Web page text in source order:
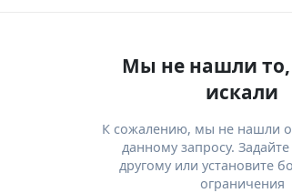
Мы не нашли то,
искали
К сожалению, мы не нашли
данному запросу.
другому или установите
ограничения